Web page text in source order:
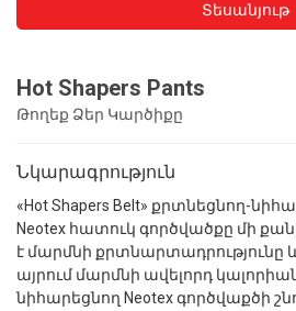
Տեսանյութ
Hot Shapers Pants
Թողեք Ձեր Կարծիքը
Նկարագրություն
«Hot Shapers Belt» քրտնեցնող-
Neotex հատուկ գործվածքը մի
է մարմնի քրտնարտադրությունը
այրում մարմնի ավելորդ
նիհարեցնող Neotex գործվաքծի